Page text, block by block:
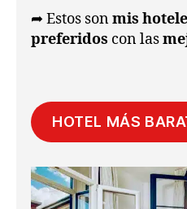
➦ Estos sonmis
preferidos con las
HOTEL MÁS